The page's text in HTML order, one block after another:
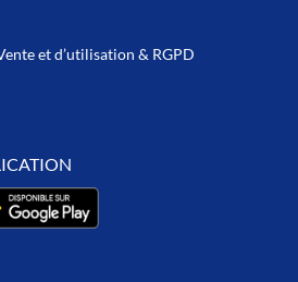
et d’utilisation & RGPD